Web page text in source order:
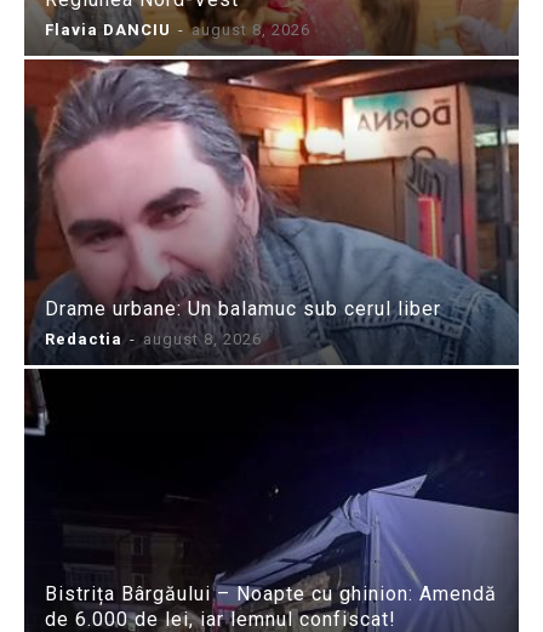
Flavia DANCIU - august 8, 2026
Drame urbane: Un balamuc sub cerul liber
Redactia - august 8, 2026
Bistrița Bârgăului – Noapte cu ghinion: Amendă
de 6.000 de lei, iar lemnul confiscat!